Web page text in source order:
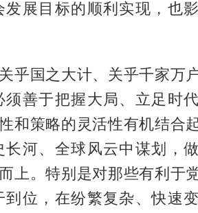
展目标的顺利实现，也
乎国之大计、关乎千家万
善于把握大局、立足时
和策略的灵活性有机结合
河、全球风云中谋划，
上。特别是对那些有利于
位，在纷繁复杂、快速